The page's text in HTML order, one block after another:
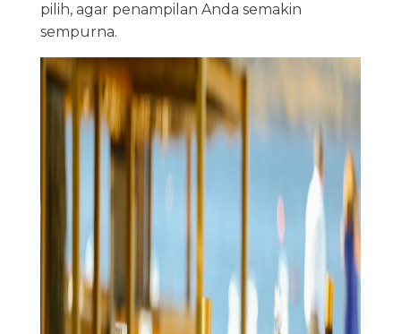
pilih, agar penampilan Anda semakin
sempurna.